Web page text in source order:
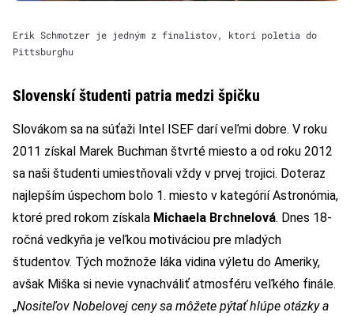
Erik Schmotzer je jedným z finalistov, ktorí poletia do
Pittsburghu
Slovenskí študenti patria medzi špičku
Slovákom sa na súťaži Intel ISEF darí veľmi dobre. V roku
2011 získal Marek Buchman štvrté miesto a od roku 2012
sa naši študenti umiestňovali vždy v prvej trojici. Doteraz
najlepším úspechom bolo 1. miesto v kategórií Astronómia,
ktoré pred rokom získala Michaela Brchnelová. Dnes 18-
ročná vedkyňa je veľkou motiváciou pre mladých
študentov. Tých možnože láka vidina výletu do Ameriky,
avšak Miška si nevie vynachváliť atmosféru veľkého finále.
„Nositeľov Nobelovej ceny sa môžete pýtať hlúpe otázky a